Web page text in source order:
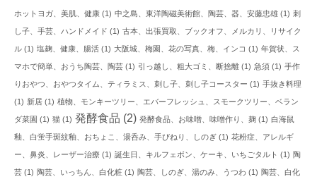
ホットヨガ、美肌、健康 (1) 中之島、東洋陶磁美術館、陶芸、器、安藤忠雄 (1) 刺
し子、手芸、ハンドメイド (1) 古本、出張買取、ブックオフ、メルカリ、リサイク
ル (1) 塩麹、健康、腸活 (1) 大阪城、梅園、花の写真、梅、インコ (1) 年賀状、ス
マホで簡単、おうち陶芸、陶芸 (1) 引っ越し、粗大ゴミ、断捨離 (1) 急須 (1) 手作
りおやつ、おやつタイム、ティラミス、刺し子、刺し子コースター (1) 手抜き料理
(1) 新居 (1) 植物、モンキーツリー、エバーフレッシュ、スモークツリー、ベラン
ダ菜園 (1) 猫 (1) 発酵食品 (2) 発酵食品、お味噌、味噌作り、麹 (1) 白海鼠
釉、白蛍手斑紋釉、おちょこ、湯呑み、手びねり、しのぎ (1) 花粉症、アレルギ
ー、鼻炎、レーザー治療 (1) 誕生日、キルフェボン、ケーキ、いちごタルト (1) 陶
芸 (1) 陶芸、いっちん、白化粧 (1) 陶芸、しのぎ、湯のみ、うつわ (1) 陶芸、白化